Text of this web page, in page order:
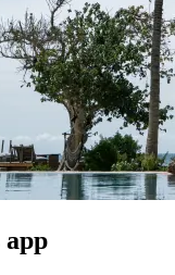
app